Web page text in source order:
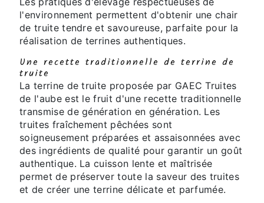
l'environnement permettent d'obtenir une chair
de truite tendre et savoureuse, parfaite pour la
réalisation de terrines authentiques.
Une recette traditionnelle de terrine de
truite
La terrine de truite proposée par GAEC Truites
de l'aube est le fruit d'une recette traditionnelle
transmise de génération en génération. Les
truites fraîchement pêchées sont
soigneusement préparées et assaisonnées avec
des ingrédients de qualité pour garantir un goût
authentique. La cuisson lente et maîtrisée
permet de préserver toute la saveur des truites
et de créer une terrine délicate et parfumée.